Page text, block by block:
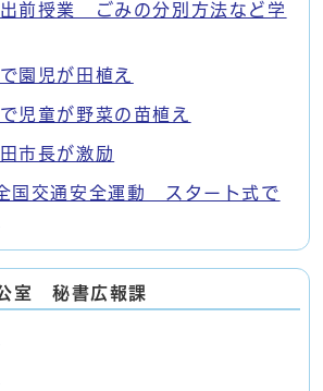
前授業 ごみの分別方法など学
園児が田植え
児童が野菜の苗植え
市長が激励
国交通安全運動 スタート式で
室 秘書広報課